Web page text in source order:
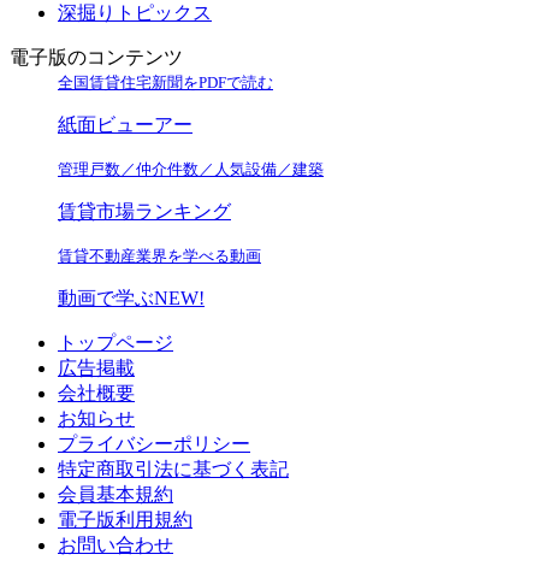
深掘りトピックス
電子版のコンテンツ
全国賃貸住宅新聞をPDFで読む
紙面ビューアー
管理戸数／仲介件数／人気設備／建築
賃貸市場ランキング
賃貸不動産業界を学べる動画
動画で学ぶNEW!
トップページ
広告掲載
会社概要
お知らせ
プライバシーポリシー
特定商取引法に基づく表記
会員基本規約
電子版利用規約
お問い合わせ